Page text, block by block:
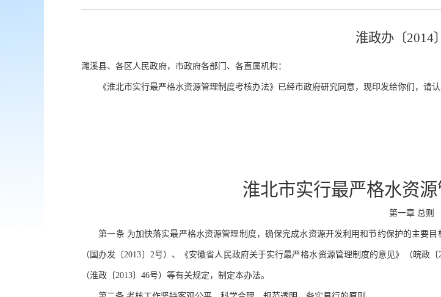
淮政办〔2014
濉溪县、各区人民政府，市政府各部门、各直属机构：
《淮北市实行最严格水资源管理制度考核办法》已经市政府研究同意，现印发给你们，请认
淮北市实行最严格水资
第一章 总则
第一条 为加快落实最严格水资源管理制度，确保完成水资源开发利用和节约保护的主要
（国办发〔2013〕2号）、《安徽省人民政府关于实行最严格水资源管理制度的意见》（皖政
（淮政〔2013〕46号）等有关规定，制定本办法。